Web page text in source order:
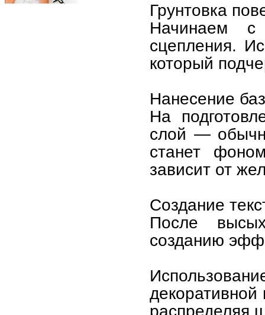
Грунтовка
Начинаем с
сцепления.
который
Нанесение
На
слой —
станет
зависит от
Создание
После
созданию
распределяя